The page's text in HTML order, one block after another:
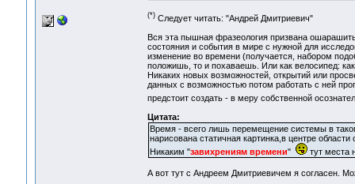
(*)Следует читать: "Андрей Дмитриевич"
Вся эта пышная фразеология призвана
состояния и события в мире с нужной для
изменение во времени (получается, набором
положишь, то и похаваешь. Или как велосипед:
Никаких новых возможностей, открытий или
данных с возможностью потом работать с ней
предстоит создать - в меру собственной
Цитата:
Время - всего лишь перемещение системы в
нарисована статичная картинка,в центре
Никаким "завихрениям времени" тут места
А вот тут с Андреем Дмитриевичем я согласен.